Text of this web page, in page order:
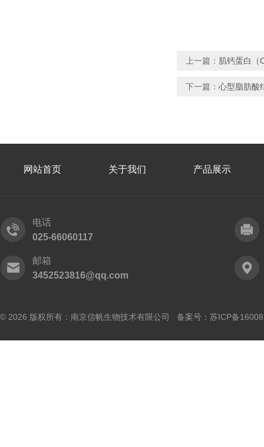
上一篇： 肌钙蛋白（
下一篇： 心型脂肪酸
网站首页 关于我们 产品展示
电话
025-66060117
邮箱
3452523816@qq.com
© 2026 版权所有：南京信帆生物技术有限公司 备案号： 苏ICP备